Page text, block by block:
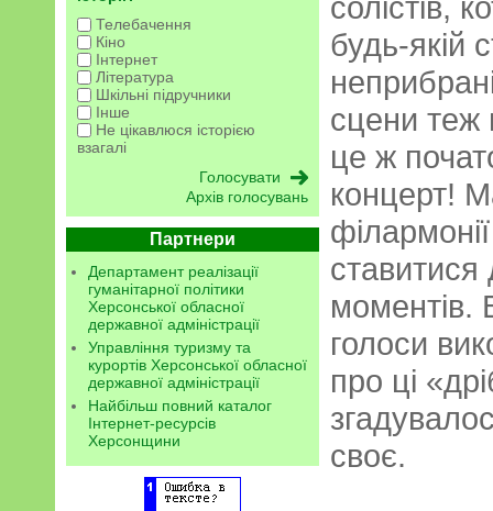
Телебачення
Кіно
Інтернет
Література
Шкільні підручники
Інше
Не цікавлюся історією
взагалі
Архів голосувань
Партнери
Департамент реалізації
гуманітарної політики
Херсонської обласної
державної адміністрації
Управління туризму та
курортів Херсонської обласної
державної адміністрації
Найбільш повний каталог
Інтернет-ресурсів
Херсонщини
будь-якій
сцени теж
це ж
концерт!
ставитися
моментів.
голоси
про ці
своє.